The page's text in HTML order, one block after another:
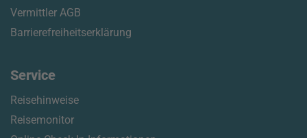
Vermittler AGB
Barrierefreiheitserklärung
Service
Reisehinweise
Reisemonitor